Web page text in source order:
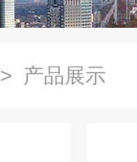
> 产品展示